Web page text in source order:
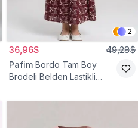
2
36,96$ 49,28$
Pafim Bordo Tam Boy
Brodeli Belden Lastikli